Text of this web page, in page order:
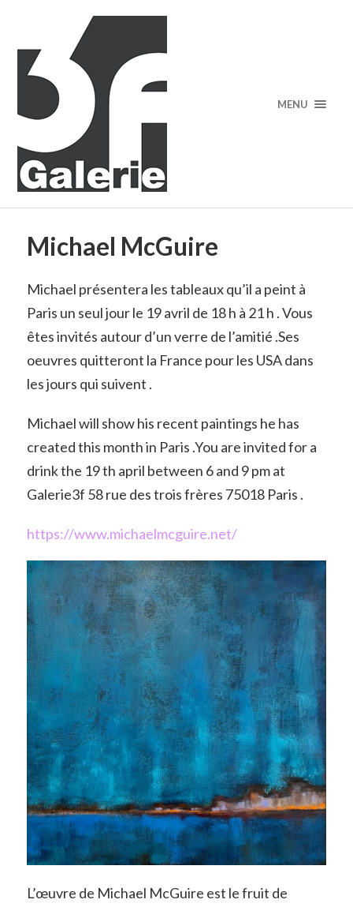
MENU
Michael McGuire
Michael présentera les tableaux qu’il a peint à
Paris un seul jour le 19 avril de 18 h à 21 h . Vous
êtes invités autour d’un verre de l’amitié .Ses
oeuvres quitteront la France pour les USA dans
les jours qui suivent .
Michael will show his recent paintings he has
created this month in Paris .You are invited for a
drink the 19 th april between 6 and 9 pm at
Galerie3f 58 rue des trois frères 75018 Paris .
https://www.michaelmcguire.net/
L’œuvre de Michael McGuire est le fruit de